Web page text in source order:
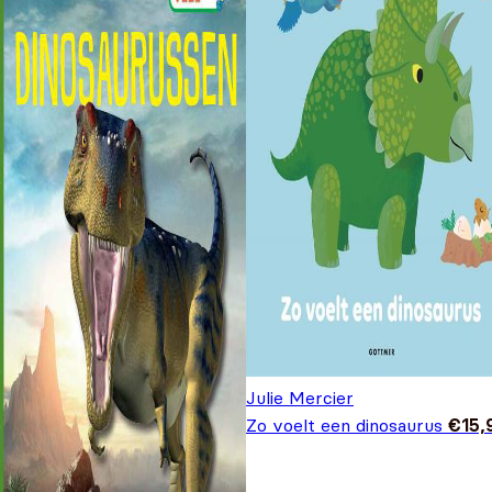
Julie Mercier
Zo voelt een dinosaurus €